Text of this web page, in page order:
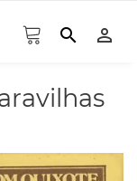
search person_outline